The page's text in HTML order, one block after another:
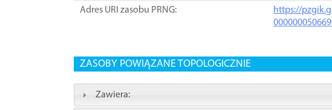
Adres URI zasobu PRNG:
https://
ZASOBY POWIĄZANE TOPOLOGICZNIE
Zawiera: